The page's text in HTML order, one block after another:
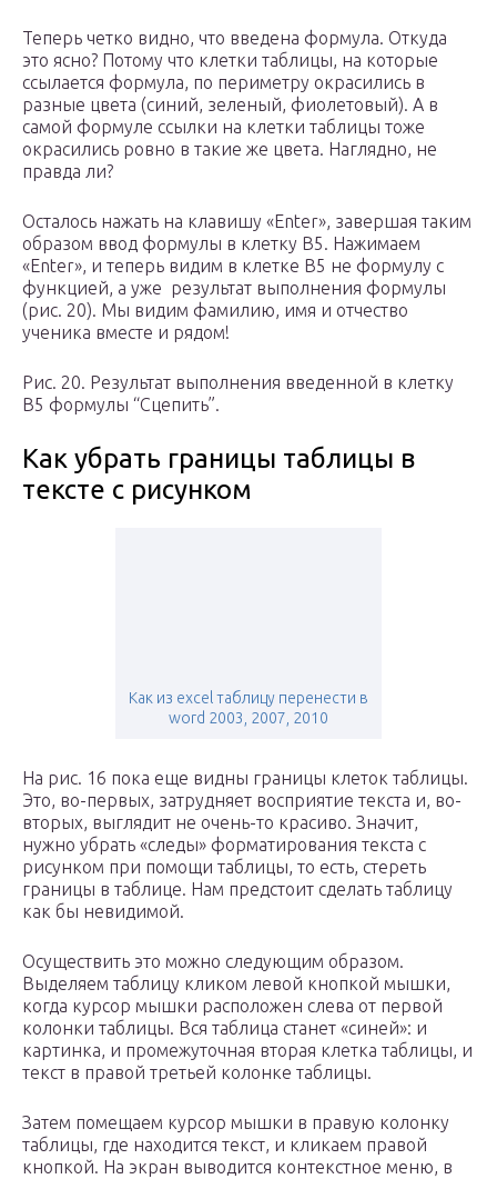
Теперь четко видно, что введена формула. Откуда
это ясно? Потому что клетки таблицы, на которые
ссылается формула, по периметру окрасились в
разные цвета (синий, зеленый, фиолетовый). А в
самой формуле ссылки на клетки таблицы тоже
окрасились ровно в такие же цвета. Наглядно, не
правда ли?
Осталось нажать на клавишу «Enter», завершая таким
образом ввод формулы в клетку B5. Нажимаем
«Enter», и теперь видим в клетке B5 не формулу с
функцией, а уже результат выполнения формулы
(рис. 20). Мы видим фамилию, имя и отчество
ученика вместе и рядом!
Рис. 20. Результат выполнения введенной в клетку
B5 формулы “Сцепить”.
Как убрать границы таблицы в
тексте с рисунком
Как из excel таблицу перенести в
word 2003, 2007, 2010
На рис. 16 пока еще видны границы клеток таблицы.
Это, во-первых, затрудняет восприятие текста и, во-
вторых, выглядит не очень-то красиво. Значит,
нужно убрать «следы» форматирования текста с
рисунком при помощи таблицы, то есть, стереть
границы в таблице. Нам предстоит сделать таблицу
как бы невидимой.
Осуществить это можно следующим образом.
Выделяем таблицу кликом левой кнопкой мышки,
когда курсор мышки расположен слева от первой
колонки таблицы. Вся таблица станет «синей»: и
картинка, и промежуточная вторая клетка таблицы, и
текст в правой третьей колонке таблицы.
Затем помещаем курсор мышки в правую колонку
таблицы, где находится текст, и кликаем правой
кнопкой. На экран выводится контекстное меню, в